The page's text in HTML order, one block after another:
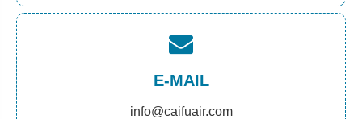
E-MAIL
info@caifuair.com